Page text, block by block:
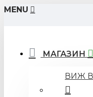
MENU
МАГАЗИН
ВИЖ